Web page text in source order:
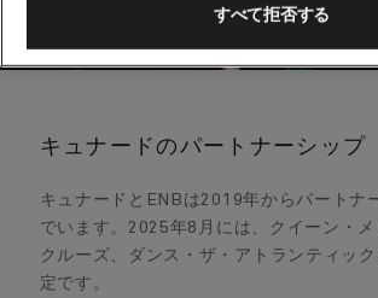
キュナードのパートナーシップ
キュナードとENBは2019年からパートナ
でいます。2025年8月には、クイーン・
クルーズ、ダンス・ザ・アトランティッ
定です。
すべて拒否する